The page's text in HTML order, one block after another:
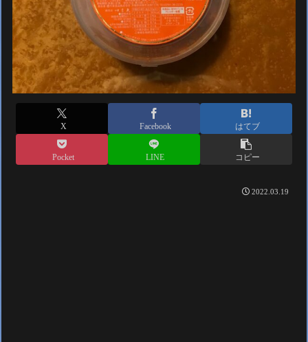
X Facebook はてブ
Pocket LINE コピー
2022.03.19